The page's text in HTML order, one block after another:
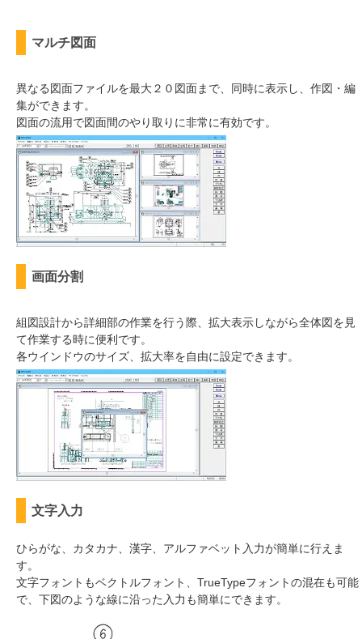
マルチ図面
異なる図面ファイルを最大２０図面まで、同時に表示し、作図・編
集ができます。
図面の流用で図面間のやり取りに非常に有効です。
画面分割
組図設計から詳細部の作業を行う際、拡大表示しながら全体図を見
て作業する時に便利です。
各ウインドウのサイズ、拡大率を自由に設定できます。
文字入力
ひらがな、カタカナ、漢字、アルファベット入力が簡単に行えま
す。
文字フォントもベクトルフォント、TrueTypeフォントの混在も可能
で、下図のような線に沿った入力も簡単にできます。